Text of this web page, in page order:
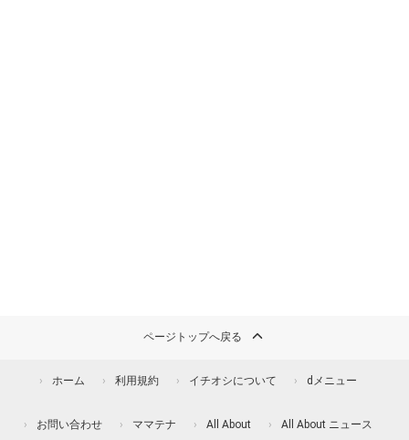
ページトップへ戻る
ホーム 利用規約 イチオシについて dメニュー
お問い合わせ ママテナ All About All About ニュース